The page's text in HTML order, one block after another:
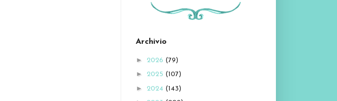
Archivio
► 2026 (79)
► 2025 (107)
► 2024 (143)